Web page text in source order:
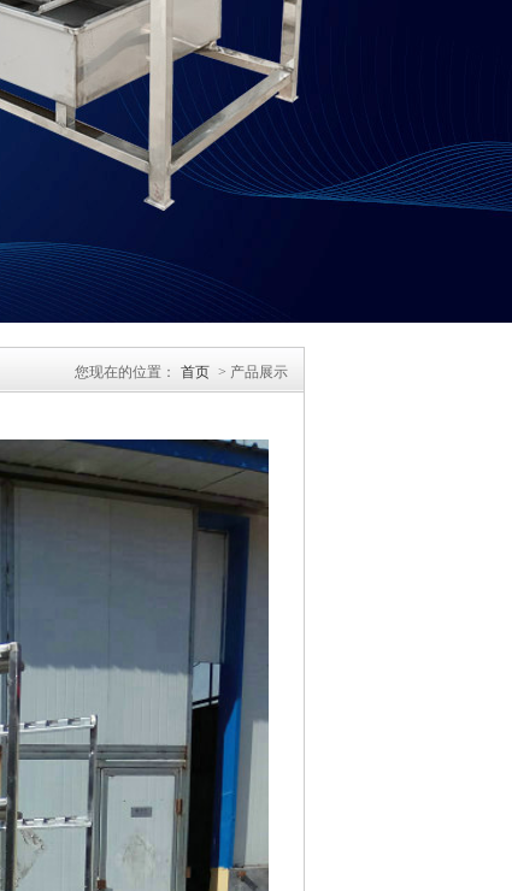
您现在的位置： 首页 > 产品展示